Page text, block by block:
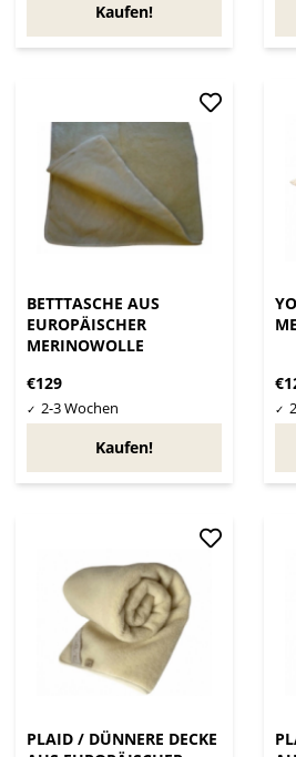
Kaufen!
BETTTASCHE AUS
EUROPÄISCHER
MERINOWOLLE
€129
Kaufen!
PLAID / DÜNNERE DECKE